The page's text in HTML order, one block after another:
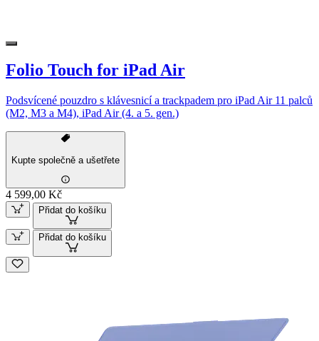
Folio Touch for iPad Air
Podsvícené pouzdro s klávesnicí a trackpadem pro iPad Air 11 palců
(M2, M3 a M4), iPad Air (4. a 5. gen.)
Kupte společně a ušetřete
4 599,00 Kč
Přidat do košíku
Přidat do košíku